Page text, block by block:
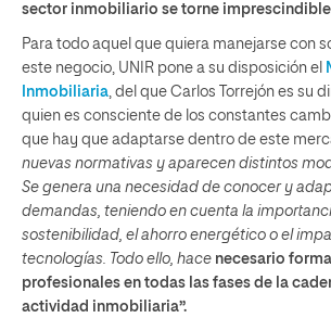
sector inmobiliario se torne
Para todo aquel que quiera manejarse con
este negocio, UNIR pone a su disposición el
Inmobiliaria , del que Carlos Torrejón es su
quien es consciente de los constantes
que hay que adaptarse dentro de este
nuevas normativas y aparecen distintos
Se genera una necesidad de conocer y
demandas, teniendo en cuenta la
sostenibilidad, el ahorro energético o el
tecnologías. Todo ello, hace necesario
profesionales en todas las fases de la
actividad inmobiliaria”.